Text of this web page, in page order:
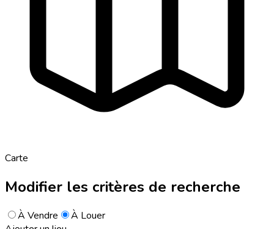
Carte
Modifier les critères de recherche
À Vendre
À Louer